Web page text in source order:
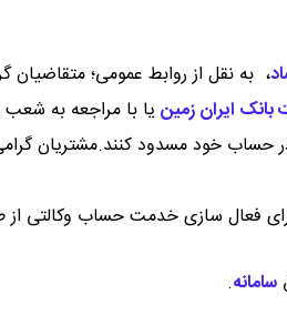
، به نقل از روابط عمومی؛ متقاضیان گرامی می توانند از
بانک ایران زمین یا با مراجعه به
فعال سازی خدمت حساب وکالتی از
سامانه.